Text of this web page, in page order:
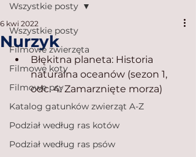
Wszystkie posty
Filmowe zwierzęta
Filmowe koty
Filmowe psy
Katalog gatunków zwierząt A-Z
Podział według ras kotów
Podział według ras psów
Wszystkie posty
Nurzyk
6 kwi 2022
Błękitna planeta: Historia
naturalna oceanów (sezon 1,
odc. 4: Zamarznięte morza)